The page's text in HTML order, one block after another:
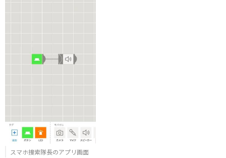
スマホ捜索隊長のアプリ画面